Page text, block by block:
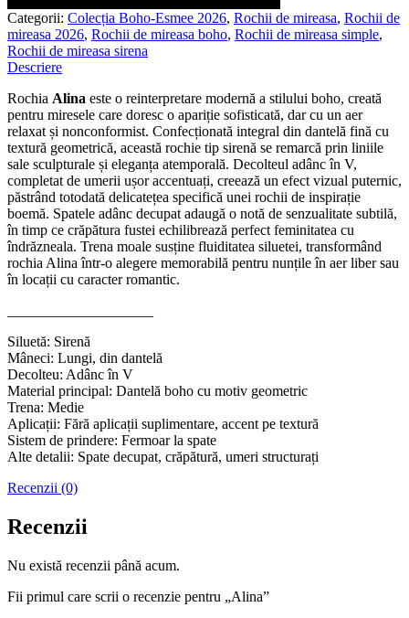
Categorii: Colecția Boho-Esmee 2026, Rochii de mireasa, Rochii de
mireasa 2026, Rochii de mireasa boho, Rochii de mireasa simple,
Rochii de mireasa sirena
Descriere
Rochia Alina este o reinterpretare modernă a stilului boho, creată
pentru miresele care doresc o apariție sofisticată, dar cu un aer
relaxat și nonconformist. Confecționată integral din dantelă fină cu
textură geometrică, această rochie tip sirenă se remarcă prin liniile
sale sculpturale și eleganța atemporală. Decolteul adânc în V,
completat de umerii ușor accentuați, creează un efect vizual puternic,
păstrând totodată delicatețea specifică unei rochii de inspirație
boemă. Spatele adânc decupat adaugă o notă de senzualitate subtilă,
în timp ce crăpătura fustei echilibrează perfect feminitatea cu
îndrăzneala. Trena moale susține fluiditatea siluetei, transformând
rochia Alina într-o alegere memorabilă pentru nunțile în aer liber sau
în locații cu caracter romantic.
Siluetă: Sirenă
Mâneci: Lungi, din dantelă
Decolteu: Adânc în V
Material principal: Dantelă boho cu motiv geometric
Trena: Medie
Aplicații: Fără aplicații suplimentare, accent pe textură
Sistem de prindere: Fermoar la spate
Alte detalii: Spate decupat, crăpătură, umeri structurați
Recenzii (0)
Recenzii
Nu există recenzii până acum.
Fii primul care scrii o recenzie pentru „Alina”